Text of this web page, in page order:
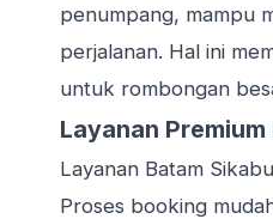
penumpang, mampu
perjalanan. Hal ini
untuk rombongan
Layanan Premium
Layanan Batam
Proses booking